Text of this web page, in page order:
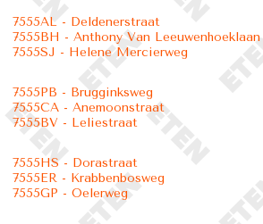
7555AL - Deldenerstraat
7555BH - Anthony Van Leeuwenhoeklaan
7555SJ - Helene Mercierweg
7555PB - Brugginksweg
7555CA - Anemoonstraat
7555BV - Leliestraat
7555HS - Dorastraat
7555ER - Krabbenbosweg
7555GP - Oelerweg